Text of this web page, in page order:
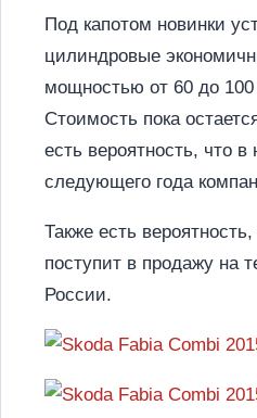
Под капотом новинки
цилиндровые
мощностью от 60 до
Стоимость пока
есть вероятность, что в
следующего года
Также есть
поступит в продажу на
России.